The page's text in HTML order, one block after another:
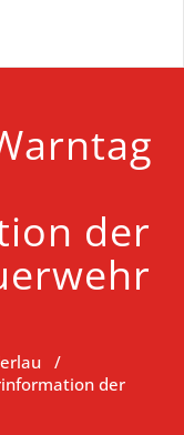
UMSCHALTEN
der
/
der